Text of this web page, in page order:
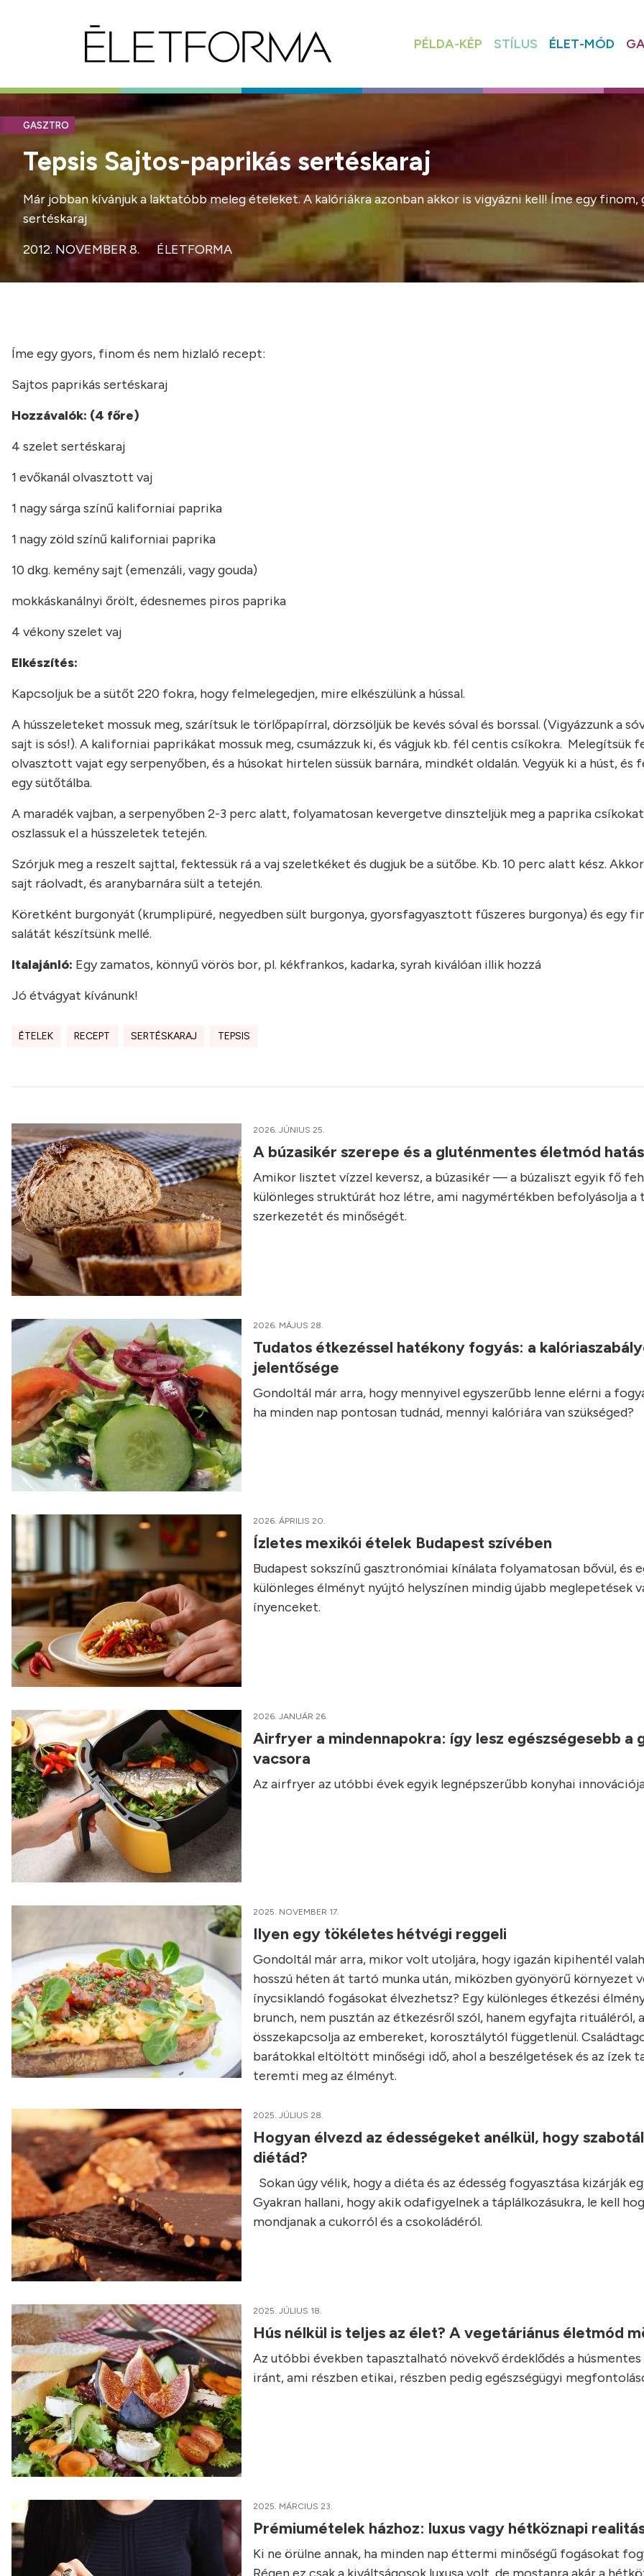
PÉLDA-KÉP STÍLUS ÉLET-MÓD
GASZTRO
Tepsis Sajtos-paprikás sertéskaraj
Már jobban kívánjuk a laktatóbb meleg ételeket. A kalóriákra azonban akkor is vigyázni kell! Íme egy
sertéskaraj
2012. NOVEMBER 8.
ÉLETFORMA
Íme egy gyors, finom és nem hizlaló recept:
Sajtos paprikás sertéskaraj
Hozzávalók: (4 főre)
4 szelet sertéskaraj
1 evőkanál olvasztott vaj
1 nagy sárga színű kaliforniai paprika
1 nagy zöld színű kaliforniai paprika
10 dkg. kemény sajt (emenzáli, vagy gouda)
mokkáskanálnyi őrölt, édesnemes piros paprika
4 vékony szelet vaj
Elkészítés:
Kapcsoljuk be a sütőt 220 fokra, hogy felmelegedjen, mire elkészülünk a hússal.
A hússzeleteket mossuk meg, szárítsuk le törlőpapírral, dörzsöljük be kevés sóval és borssal. (Vigyázzunk a
sajt is sós!). A kaliforniai paprikákat mossuk meg, csumázzuk ki, és vágjuk kb. fél centis csíkokra. Melegítsük
olvasztott vajat egy serpenyőben, és a húsokat hirtelen süssük barnára, mindkét oldalán. Vegyük ki a húst, és
egy sütőtálba.
A maradék vajban, a serpenyőben 2-3 perc alatt, folyamatosan kevergetve dinszteljük meg a paprika
oszlassuk el a hússzeletek tetején.
Szórjuk meg a reszelt sajttal, fektessük rá a vaj szeletkéket és dugjuk be a sütőbe. Kb. 10 perc alatt kész.
sajt ráolvadt, és aranybarnára sült a tetején.
Köretként burgonyát (krumplipüré, negyedben sült burgonya, gyorsfagyasztott fűszeres burgonya) és egy
salátát készítsünk mellé.
Italajánló: Egy zamatos, könnyű vörös bor, pl. kékfrankos, kadarka, syrah kiválóan illik hozzá
Jó étvágyat kívánunk!
ÉTELEK RECEPT SERTÉSKARAJ TEPSIS
2026. JÚNIUS 25.
A búzasikér szerepe és a gluténmentes életmód
Amikor lisztet vízzel keversz, a búzasikér — a búzaliszt egyik fő
különleges struktúrát hoz létre, ami nagymértékben befolyásolja a
szerkezetét és minőségét.
2026. MÁJUS 28.
Tudatos étkezéssel hatékony fogyás: a
jelentősége
Gondoltál már arra, hogy mennyivel egyszerűbb lenne elérni a
ha minden nap pontosan tudnád, mennyi kalóriára van szükséged?
2026. ÁPRILIS 20.
Ízletes mexikói ételek Budapest szívében
Budapest sokszínű gasztronómiai kínálata folyamatosan bővül, és
különleges élményt nyújtó helyszínen mindig újabb meglepetések
ínyenceket.
2026. JANUÁR 26.
Airfryer a mindennapokra: így lesz egészségesebb a
vacsora
Az airfryer az utóbbi évek egyik legnépszerűbb konyhai
2025. NOVEMBER 17.
Ilyen egy tökéletes hétvégi reggeli
Gondoltál már arra, mikor volt utoljára, hogy igazán kipihentél
hosszú héten át tartó munka után, miközben gyönyörű környezet
ínycsiklandó fogásokat élvezhetsz? Egy különleges étkezési
brunch, nem pusztán az étkezésről szól, hanem egyfajta rituáléról,
összekapcsolja az embereket, korosztálytól függetlenül.
barátokkal eltöltött minőségi idő, ahol a beszélgetések és az ízek
teremti meg az élményt.
2025. JÚLIUS 28.
Hogyan élvezd az édességeket anélkül, hogy
diétád?
Sokan úgy vélik, hogy a diéta és az édesség fogyasztása kizárják
Gyakran hallani, hogy akik odafigyelnek a táplálkozásukra, le kell
mondjanak a cukorról és a csokoládéról.
2025. JÚLIUS 18.
Hús nélkül is teljes az élet? A vegetáriánus életmód
Az utóbbi években tapasztalható növekvő érdeklődés a húsmentes
iránt, ami részben etikai, részben pedig egészségügyi
2025. MÁRCIUS 23.
Prémiumételek házhoz: luxus vagy hétköznapi
Ki ne örülne annak, ha minden nap éttermi minőségű fogásokat